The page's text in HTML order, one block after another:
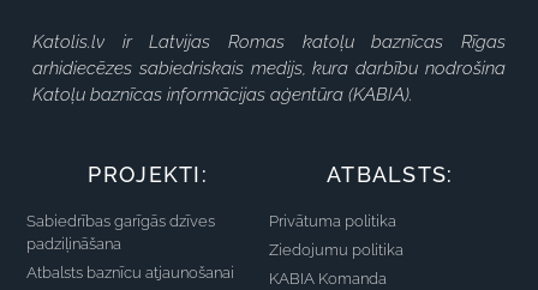
Katolis.lv ir Latvijas Romas katoļu baznīcas Rīgas
arhidiecēzes sabiedriskais medijs, kura darbību nodrošina
Katoļu baznīcas informācijas aģentūra (KABIA).
PROJEKTI:
Sabiedrības garīgās dzīves
padziļināšana
Atbalsts baznīcu atjaunošanai
ATBALSTS:
Privātuma politika
Ziedojumu politika
KABIA Komanda